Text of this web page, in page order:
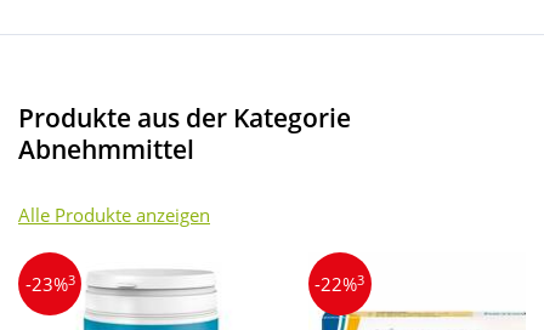
Produkte aus der Kategorie
Abnehmmittel
Alle Produkte anzeigen
-23%3 -22%3